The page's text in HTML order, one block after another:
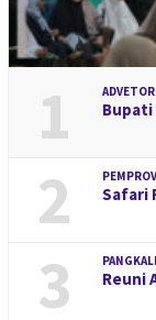
1
2 Safari
3 Reuni